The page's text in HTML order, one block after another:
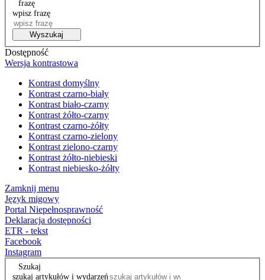
frazę
wpisz frazę
Wyszukaj
Dostępność
Wersja kontrastowa
Kontrast domyślny
Kontrast czarno-biały
Kontrast biało-czarny
Kontrast żółto-czarny
Kontrast czarno-żółty
Kontrast czarno-zielony
Kontrast zielono-czarny
Kontrast żółto-niebieski
Kontrast niebiesko-żółty
Zamknij menu
Język migowy
Portal Niepełnosprawność
Deklaracja dostępności
ETR - tekst
Facebook
Instagram
Szukaj
szukaj artykułów i wydarzeń